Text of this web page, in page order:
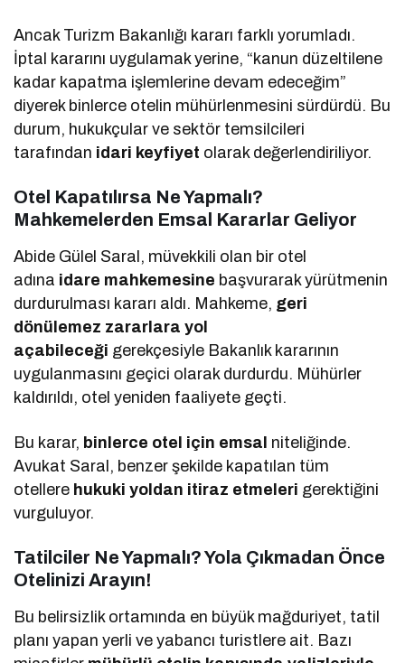
Ancak Turizm Bakanlığı kararı farklı yorumladı.
İptal kararını uygulamak yerine, “kanun düzeltilene
kadar kapatma işlemlerine devam edeceğim”
diyerek binlerce otelin mühürlenmesini sürdürdü. Bu
durum, hukukçular ve sektör temsilcileri
tarafından idari keyfiyet olarak değerlendiriliyor.
Otel Kapatılırsa Ne Yapmalı?
Mahkemelerden Emsal Kararlar Geliyor
Abide Gülel Saral, müvekkili olan bir otel
adına idare mahkemesine başvurarak yürütmenin
durdurulması kararı aldı. Mahkeme, geri
dönülemez zararlara yol
açabileceği gerekçesiyle Bakanlık kararının
uygulanmasını geçici olarak durdurdu. Mühürler
kaldırıldı, otel yeniden faaliyete geçti.
Bu karar, binlerce otel için emsal niteliğinde.
Avukat Saral, benzer şekilde kapatılan tüm
otellere hukuki yoldan itiraz etmeleri gerektiğini
vurguluyor.
Tatilciler Ne Yapmalı? Yola Çıkmadan Önce
Otelinizi Arayın!
Bu belirsizlik ortamında en büyük mağduriyet, tatil
planı yapan yerli ve yabancı turistlere ait. Bazı